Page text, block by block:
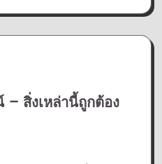
– สิ่งเหล่านี้ถูกต้อง